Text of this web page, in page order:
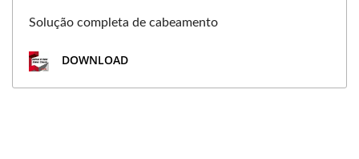
Solução completa de cabeamento
DOWNLOAD